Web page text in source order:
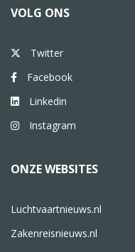
VOLG ONS
Twitter
Facebook
Linkedin
Instagram
ONZE WEBSITES
Luchtvaartnieuws.nl
Zakenreisnieuws.nl